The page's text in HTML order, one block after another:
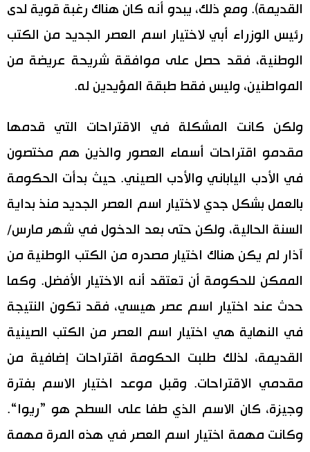
القديمة). ومع ذلك، يبدو أنه كان هناك رغبة قوية لدى
رئيس الوزراء أبي لاختيار اسم العصر الجديد من الكتب
الوطنية، فقد حصل على موافقة شريحة عريضة من
المواطنين، وليس فقط طبقة المؤيدين له.
ولكن كانت المشكلة في الاقتراحات التي قدمها
مقدمو اقتراحات أسماء العصور والذين هم مختصون
في الأدب الياباني والأدب الصيني. حيث بدأت الحكومة
بالعمل بشكل جدي لاختيار اسم العصر الجديد منذ بداية
السنة الحالية، ولكن حتى بعد الدخول في شهر مارس/
آذار لم يكن هناك اختيار مصدره من الكتب الوطنية من
الممكن للحكومة أن تعتقد أنه الاختيار الأفضل. وكما
حدث عند اختيار اسم عصر هيسي، فقد تكون النتيجة
في النهاية هي اختيار اسم العصر من الكتب الصينية
القديمة، لذلك طلبت الحكومة اقتراحات إضافية من
مقدمي الاقتراحات. وقبل موعد اختيار الاسم بفترة
وجيزة، كان الاسم الذي طفا على السطح هو ”ريوا“.
وكانت مهمة اختيار اسم العصر في هذه المرة مهمة